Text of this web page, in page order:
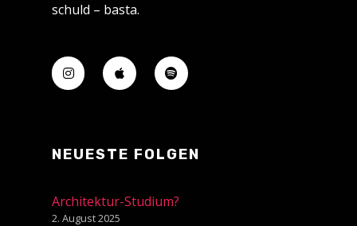
schuld – basta.
NEUESTE FOLGEN
Architektur-Studium?
2. August 2025